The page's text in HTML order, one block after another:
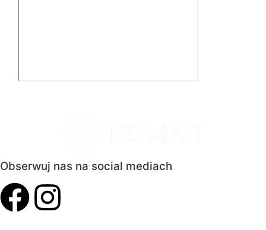
Obserwuj nas na social mediach